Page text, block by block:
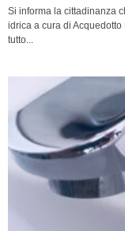
Si informa la cittadinanza
idrica a cura di Acquedotto
tutto...